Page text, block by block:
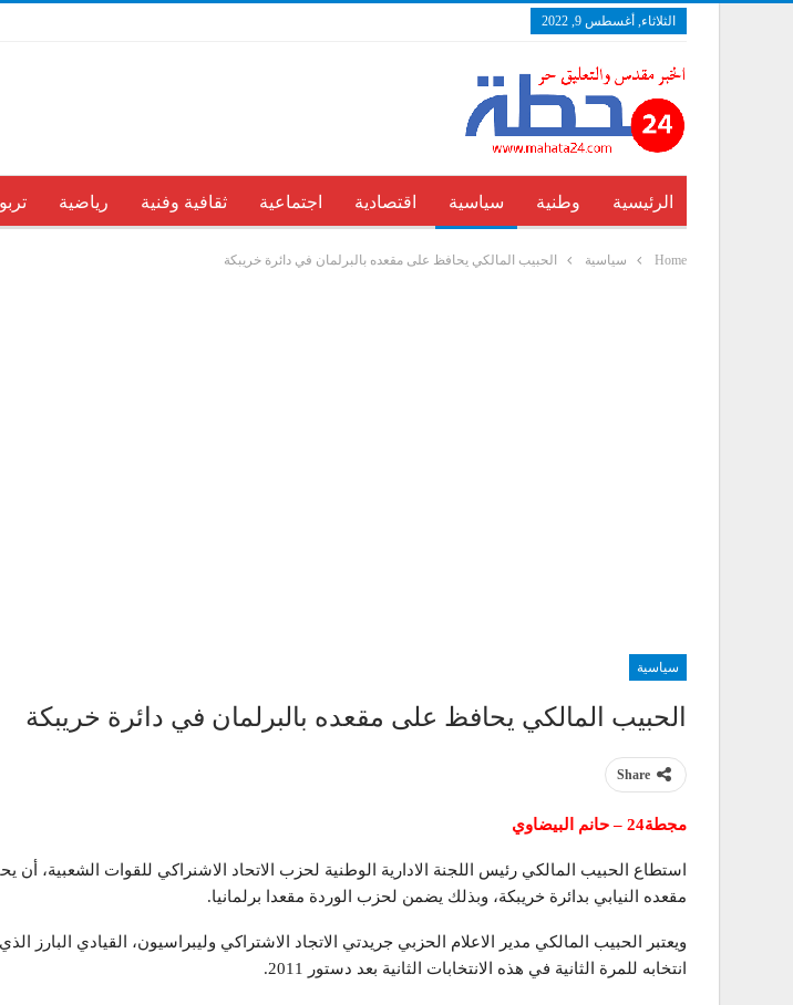
الثلاثاء, أغسطس 9, 2022
الرئيسية وطنية سياسية اقتصادية اجتماعية ثقافية وفنية رياضية
Home سياسية الحبيب المالكي يحافظ على مقعده بالبرلمان في دائرة خريبكة
سياسية
الحبيب المالكي يحافظ على مقعده بالبرلمان في دائرة خريبكة
Share
مجطة24 – حانم البيضاوي
استطاع الحبيب المالكي رئيس اللجنة الادارية الوطنية لحزب الاتحاد الاشنراكي للقوات الشعبية، أن
مقعده النيابي بدائرة خريبكة، وبذلك يضمن لحزب الوردة مقعدا برلمانيا.
ويعتبر الحبيب المالكي مدير الاعلام الحزبي جريدتي الاتجاد الاشتراكي وليبراسيون، القيادي البارز
انتخابه للمرة الثانية في هذه الانتخابات الثانية بعد دستور 2011.